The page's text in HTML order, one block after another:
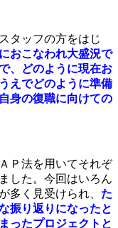
タッフの方をはじ
おこなわれ大盛況で
、どのように現在お
えでどのように準備
身の復職に向けての
Ｐ法を用いてそれぞ
した。今回はいろん
多く見受けられ、 た
振り返りになったと
ったプロジェクトと